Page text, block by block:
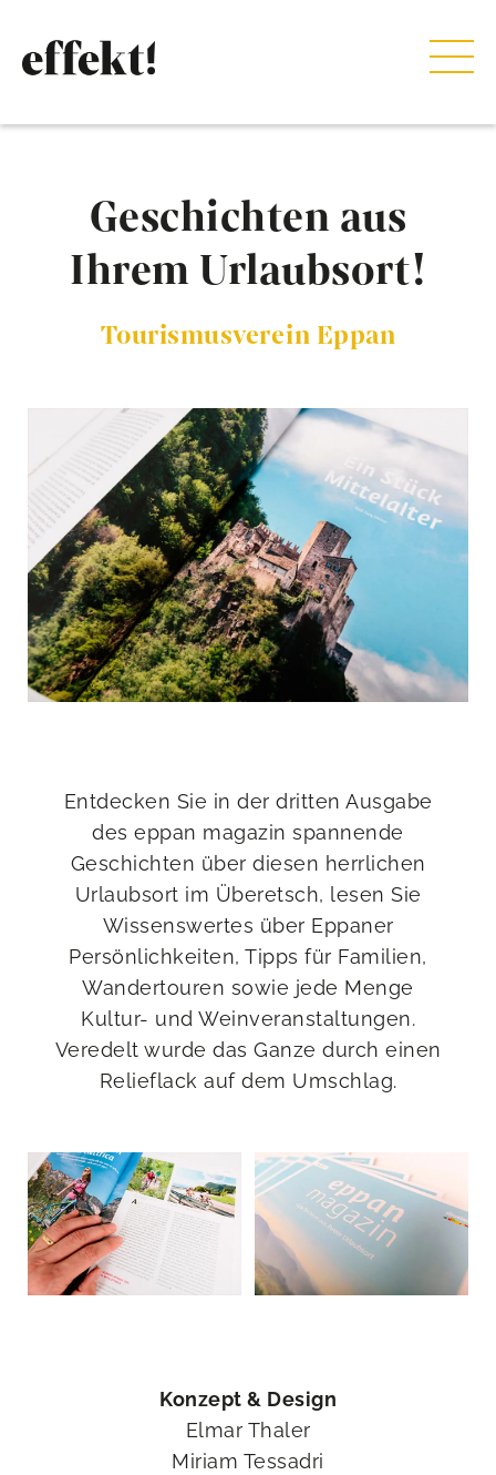
Geschichten aus
Ihrem Urlaubsort!
Tourismusverein Eppan
Entdecken Sie in der dritten Ausgabe
des eppan magazin spannende
Geschichten über diesen herrlichen
Urlaubsort im Überetsch, lesen Sie
Wissenswertes über Eppaner
Persönlichkeiten, Tipps für Familien,
Wandertouren sowie jede Menge
Kultur- und Weinveranstaltungen.
Veredelt wurde das Ganze durch einen
Relieflack auf dem Umschlag.
Konzept & Design
Elmar Thaler
Miriam Tessadri